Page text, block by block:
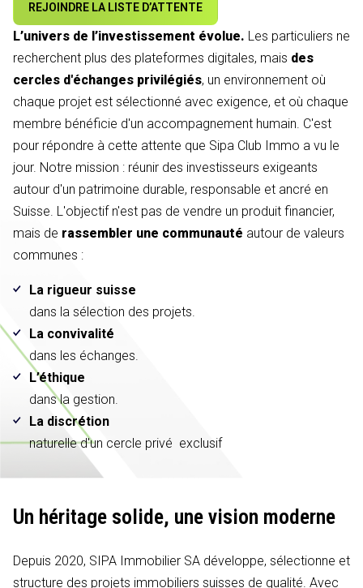
REJOINDRE LA LISTE D’ATTENTE
L’univers de l’investissement évolue. Les particuliers ne
recherchent plus des plateformes digitales, mais des
cercles d'échanges privilégiés, un environnement où
chaque projet est sélectionné avec exigence, et où chaque
membre bénéficie d'un accompagnement humain. C'est
pour répondre à cette attente que Sipa Club Immo a vu le
jour. Notre mission : réunir des investisseurs exigeants
autour d'un patrimoine durable, responsable et ancré en
Suisse. L'objectif n'est pas de vendre un produit financier,
mais de rassembler une communauté autour de valeurs
communes :
La rigueur suisse
dans la sélection des projets.
La convivalité
dans les échanges.
L’éthique
dans la gestion.
La discrétion
naturelle d'un cercle privé exclusif
Un héritage solide, une vision moderne
Depuis 2020, SIPA Immobilier SA développe, sélectionne et
structure des projets immobiliers suisses de qualité. Avec